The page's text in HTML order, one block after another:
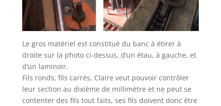
Le gros matériel est constitué du banc à étirer à
droite sur la photo ci-dessus, d’un étau, à gauche, et
d’un laminoir.
Fils ronds, fils carrés, Claire veut pouvoir contrôler
leur section au dixième de millimètre et ne peut se
contenter des fils tout faits, ses fils doivent donc être